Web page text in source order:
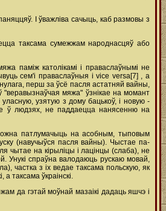
І ўважліва сачыць, каб размовы з
таксама сумежжам народнасцяў або
паміж католікамі і праваслаўнымі не
сем'і праваслаўныя і vice versa[7] , а
перш за ўсё пасля астатняй вайны,
"веравызнаўчая мяжа" ўзнікае на момант
узятую з дому бацькоў, і новую -
ў людзях, не паддаецца нанясенню на
патлумачыць на асобным, тыповым
(навучыўся пасля вайны). Чыстае па-
чытае на кірыліцы і лацінцы (слаба), не
Унукі спраўна валодаюць рускаю мовай,
частка з іх ведае таксама польскую, як
а таксама ўкраінскі.
да гэтай моўнай мазаікі дадаць яшчэ і